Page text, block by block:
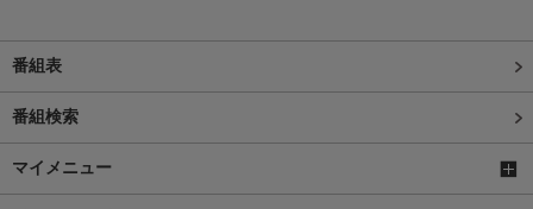
番組表
番組検索
マイメニュー